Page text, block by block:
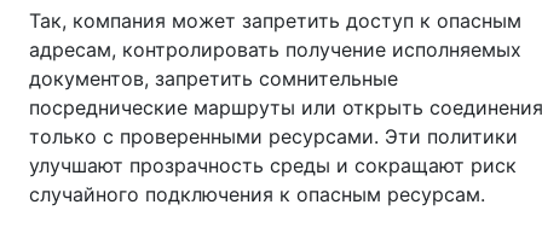
Так, компания может запретить доступ к опасным
адресам, контролировать получение исполняемых
документов, запретить сомнительные
посреднические маршруты или открыть соединения
только с проверенными ресурсами. Эти политики
улучшают прозрачность среды и сокращают риск
случайного подключения к опасным ресурсам.